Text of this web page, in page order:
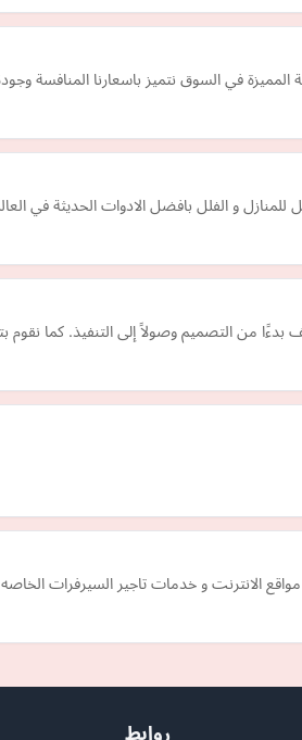
في السوق نتميز باسعارنا المنافسة
و الفلل بافضل الادوات الحديثة في
من التصميم وصولاً إلى التنفيذ. كما نقوم
الانترنت و خدمات تاجير السيرفرات الخاصه
روابط